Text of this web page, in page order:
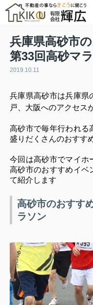
兵庫県高砂市
第33回高砂マ
2019.10.11
兵庫県高砂市は兵庫県
戸、大阪へのアクセス
高砂市で毎年行われる
盛りだくさんのおすす
今回は高砂市でマイホ
高砂市のおすすめイベ
て紹介します
高砂市のおすす
ラソン